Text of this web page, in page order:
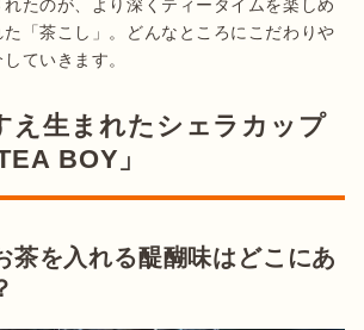
たのが、より深くティータイムを楽しめ
「茶こし」。どんなところにこだわりや
ていきます。
え生まれたシェラカップ
BOY」
茶を入れる醍醐味はどこにあ